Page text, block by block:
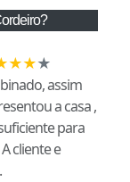
?
★★★
assim
a casa ,
para
cliente e